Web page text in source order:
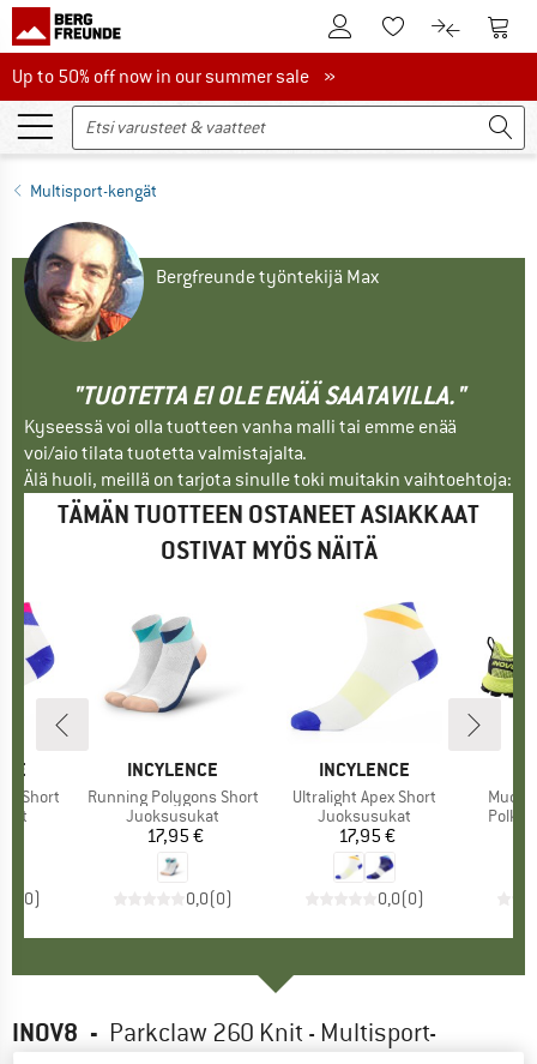
Tästä asiakastililleTästä toivelistalle.
Tästä
Up to 50% off now in our summer sale
Up to 50% off now in our summer sale »
Multisport-kengät
Bergfreunde työntekijä Max
"TUOTETTA EI OLE ENÄÄ SAATAVILLA."
Kyseessä voi olla tuotteen vanha malli tai emme enää
voi/aio tilata tuotetta valmistajalta.
Älä huoli, meillä on tarjota sinulle toki muitakin vaihtoehtoja:
TÄMÄN TUOTTEEN OSTANEET ASIAKKAAT
OSTIVAT MYÖS NÄITÄ
Short
0)
MERKKI
INCYLENCE
Tuote
Running Polygons Short
Tuoteryhmä
Juoksusukat
Hinta
17,95 €
0,0(0)
MERKKI
INCYLENCE
Tuote
Ultralight Apex Short
Tuoteryhmä
Juoksusukat
Hinta
17,95 €
0,0(0)
Tuote
INOV8 - Parkclaw 260 Knit - Multisport-